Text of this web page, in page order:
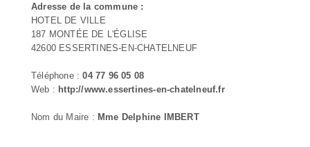
Adresse de la commune :
HOTEL DE VILLE
187 MONTÉE DE L'ÉGLISE
42600 ESSERTINES-EN-CHATELNEUF
Téléphone :04 77 96 05 08
Web : http://www.essertines-en-chatelneuf.fr
Nom du Maire : Mme Delphine IMBERT